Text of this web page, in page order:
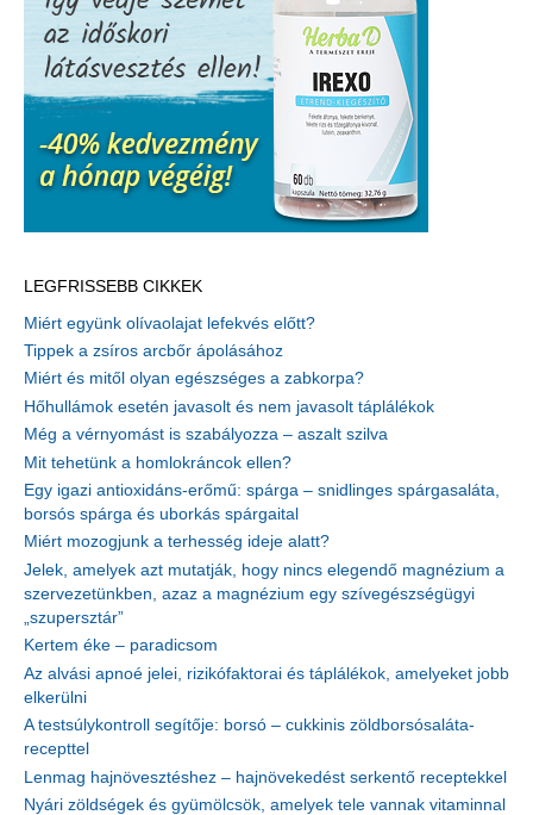
LEGFRISSEBB CIKKEK
Miért együnk olívaolajat lefekvés előtt?
Tippek a zsíros arcbőr ápolásához
Miért és mitől olyan egészséges a zabkorpa?
Hőhullámok esetén javasolt és nem javasolt táplálékok
Még a vérnyomást is szabályozza – aszalt szilva
Mit tehetünk a homlokráncok ellen?
Egy igazi antioxidáns-erőmű: spárga – snidlinges spárgasaláta,
borsós spárga és uborkás spárgaital
Miért mozogjunk a terhesség ideje alatt?
Jelek, amelyek azt mutatják, hogy nincs elegendő magnézium a
szervezetünkben, azaz a magnézium egy szívegészségügyi
„szupersztár”
Kertem éke – paradicsom
Az alvási apnoé jelei, rizikófaktorai és táplálékok, amelyeket jobb
elkerülni
A testsúlykontroll segítője: borsó – cukkinis zöldborsósaláta-
recepttel
Lenmag hajnövesztéshez – hajnövekedést serkentő receptekkel
Nyári zöldségek és gyümölcsök, amelyek tele vannak vitaminnal